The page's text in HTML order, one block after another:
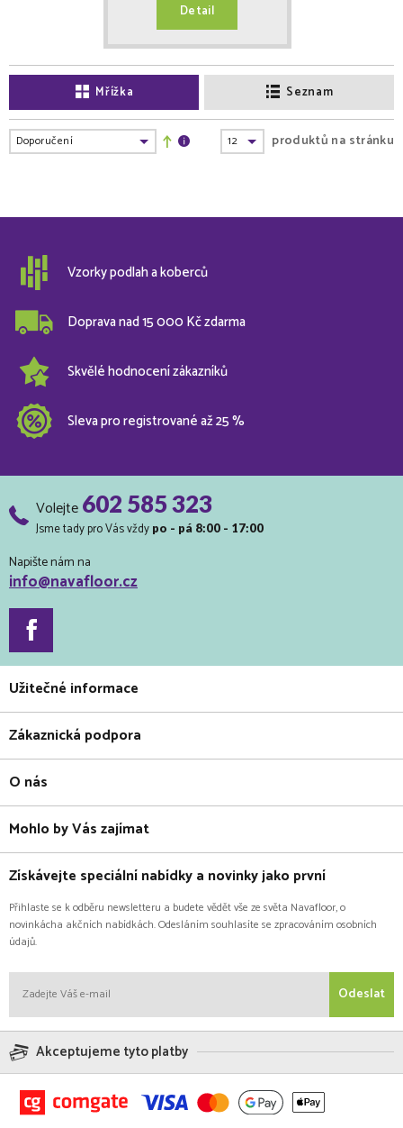
Detail
Mřížka Seznam
produktů na stránku
Vzorky podlah a koberců
Doprava nad 15 000 Kč zdarma
Skvělé hodnocení zákazníků
Sleva pro registrované až 25 %
Volejte602 585 323
Jsme tady pro Vás vždy po - pá 8:00 - 17:00
Napište nám na
info@navafloor.cz
Užitečné informace
Zákaznická podpora
O nás
Mohlo by Vás zajímat
Získávejte speciální nabídky a novinky jako první
Přihlaste se k odběru newsletteru a budete vědět vše ze světa Navafloor, o
novinkácha akčních nabídkách. Odesláním souhlasíte se zpracováním osobních
údajů.
Odeslat
Akceptujeme tyto platby